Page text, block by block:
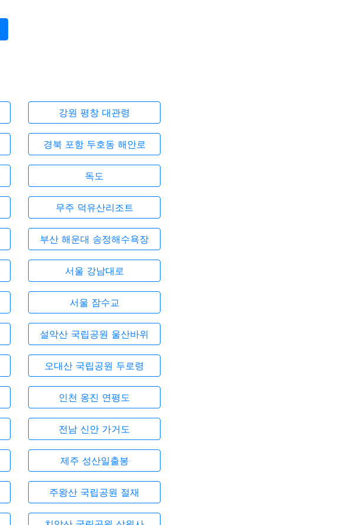
강원 평창 대관령
경북 포항 두호동 해안로
독도
무주 덕유산리조트
부산 해운대 송정해수욕장
서울 강남대로
서울 잠수교
설악산 국립공원 울산바위
오대산 국립공원 두로령
인천 옹진 연평도
전남 신안 가거도
제주 성산일출봉
주왕산 국립공원 절재